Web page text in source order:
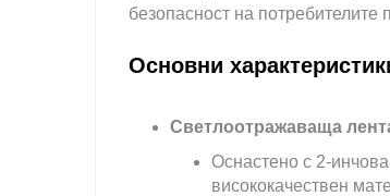
безопасност на потребителите
Основни
Светлоотражаваща
Оснастено с 2-
висококачествен